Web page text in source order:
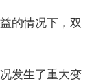
的情况下，双
发生了重大变